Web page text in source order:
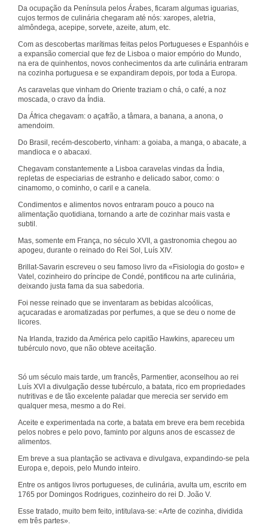
Da ocupação da Península pelos Árabes, ficaram algumas iguarias,
cujos termos de culinária chegaram até nós: xaropes, aletria,
almôndega, acepipe, sorvete, azeite, atum, etc.
Com as descobertas marítimas feitas pelos Portugueses e Espanhóis e
a expansão comercial que fez de Lisboa o maior empório do Mundo,
na era de quinhentos, novos conhecimentos da arte culinária entraram
na cozinha portuguesa e se expandiram depois, por toda a Europa.
As caravelas que vinham do Oriente traziam o chá, o café, a noz
moscada, o cravo da Índia.
Da África chegavam: o açafrão, a tâmara, a banana, a anona, o
amendoim.
Do Brasil, recém-descoberto, vinham: a goiaba, a manga, o abacate, a
mandioca e o abacaxi.
Chegavam constantemente a Lisboa caravelas vindas da Índia,
repletas de especiarias de estranho e delicado sabor, como: o
cinamomo, o cominho, o caril e a canela.
Condimentos e alimentos novos entraram pouco a pouco na
alimentação quotidiana, tornando a arte de cozinhar mais vasta e
subtil.
Mas, somente em França, no século XVII, a gastronomia chegou ao
apogeu, durante o reinado do Rei Sol, Luís XIV.
Brillat-Savarin escreveu o seu famoso livro da «Fisiologia do gosto» e
Vatel, cozinheiro do príncipe de Condé, pontificou na arte culinária,
deixando justa fama da sua sabedoria.
Foi nesse reinado que se inventaram as bebidas alcoólicas,
açucaradas e aromatizadas por perfumes, a que se deu o nome de
licores.
Na Irlanda, trazido da América pelo capitão Hawkins, apareceu um
tubérculo novo, que não obteve aceitação.
Só um século mais tarde, um francês, Parmentier, aconselhou ao rei
Luís XVI a divulgação desse tubérculo, a batata, rico em propriedades
nutritivas e de tão excelente paladar que merecia ser servido em
qualquer mesa, mesmo a do Rei.
Aceite e experimentada na corte, a batata em breve era bem recebida
pelos nobres e pelo povo, faminto por alguns anos de escassez de
alimentos.
Em breve a sua plantação se activava e divulgava, expandindo-se pela
Europa e, depois, pelo Mundo inteiro.
Entre os antigos livros portugueses, de culinária, avulta um, escrito em
1765 por Domingos Rodrigues, cozinheiro do rei D. João V.
Esse tratado, muito bem feito, intitulava-se: «Arte de cozinha, dividida
em três partes».